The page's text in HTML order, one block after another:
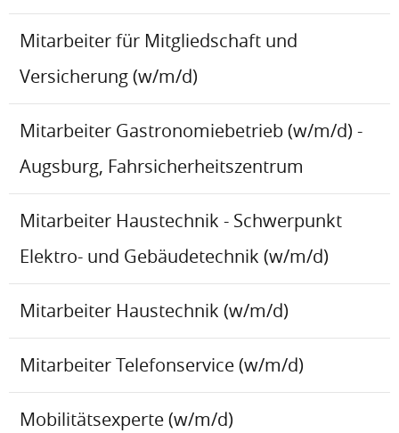
Mitarbeiter für Mitgliedschaft und
Versicherung (w/m/d)
Mitarbeiter Gastronomiebetrieb (w/m/d) -
Augsburg, Fahrsicherheitszentrum
Mitarbeiter Haustechnik - Schwerpunkt
Elektro- und Gebäudetechnik (w/m/d)
Mitarbeiter Haustechnik (w/m/d)
Mitarbeiter Telefonservice (w/m/d)
Mobilitätsexperte (w/m/d)